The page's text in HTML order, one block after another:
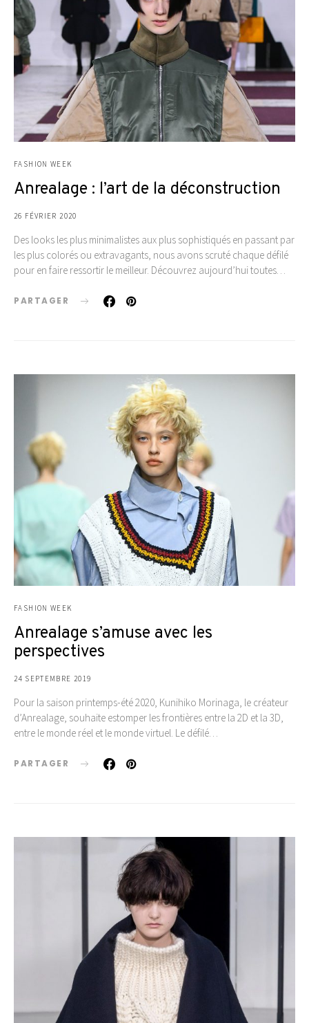
FASHION WEEK
Anrealage : l’art de la déconstruction
26 FÉVRIER 2020
Des looks les plus minimalistes aux plus sophistiqués en passant par
les plus colorés ou extravagants, nous avons scruté chaque défilé
pour en faire ressortir le meilleur. Découvrez aujourd’hui toutes…
PARTAGER
FASHION WEEK
Anrealage s’amuse avec les
perspectives
24 SEPTEMBRE 2019
Pour la saison printemps-été 2020, Kunihiko Morinaga, le créateur
d’Anrealage, souhaite estomper les frontières entre la 2D et la 3D,
entre le monde réel et le monde virtuel. Le défilé…
PARTAGER